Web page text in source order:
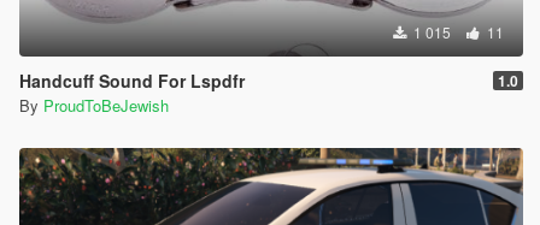
1 015 11
Handcuff Sound For Lspdfr 1.0
By ProudToBeJewish